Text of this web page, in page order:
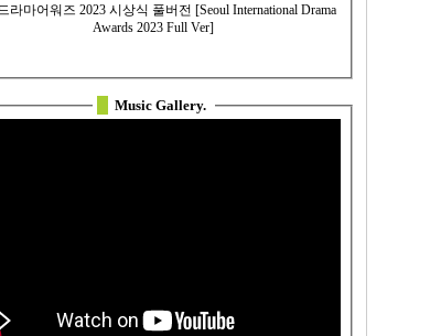
라마어워즈 2023 시상식 풀버전 [Seoul International Drama
Awards 2023 Full Ver]
Music Gallery.